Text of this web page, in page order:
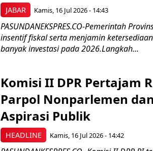
JABAR Kamis, 16 Jul 2026 - 14:43
PASUNDANEKSPRES.CO-Pemerintah
insentif fiskal serta menjamin
banyak investasi pada 2026.Langkah...
HEADLINE
Komisi II DPR Pertajam
Parpol Nonparlemen
Aspirasi Publik
Kamis, 16 Jul 2026 - 14:42